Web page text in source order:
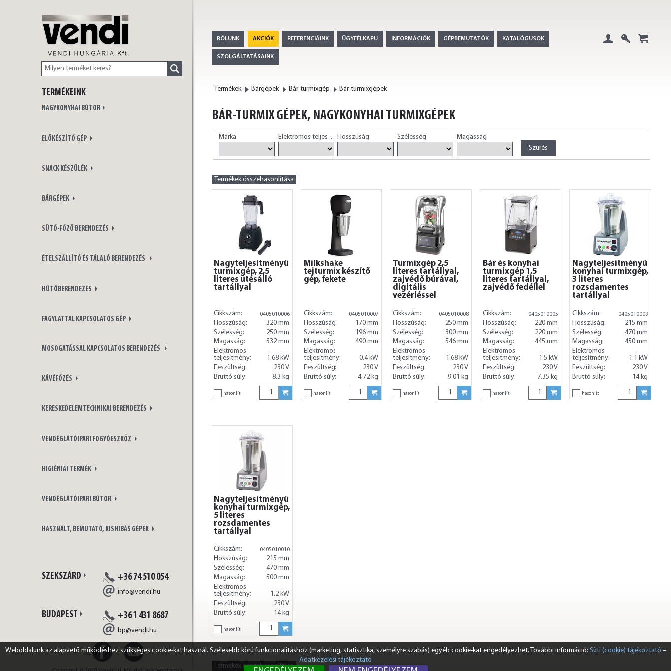
HUNGÁRIA Kft.
TERMÉKEINK
NAGYKONYHAI BÚTOR
ELŐKÉSZÍTŐ GÉP
SNACK KÉSZÜLÉK
BÁRGÉPEK
SÜTŐ-FŐZŐ BERENDEZÉS
ÉTELSZÁLLÍTÓ ÉS TÁLALÓ BERENDEZÉS
HŰTŐBERENDEZÉS
FAGYLATTAL KAPCSOLATOS GÉP
MOSOGATÁSSAL KAPCSOLATOS BERENDEZÉS
KÁVÉFŐZÉS
KERESKEDELEMTECHNIKAI BERENDEZÉS
VENDÉGLÁTÓIPARI FOGYÓESZKÖZ
HIGIÉNIAI TERMÉK
VENDÉGLÁTÓIPARI BÚTOR
HASZNÁLT, BEMUTATÓ, KISHIBÁS GÉPEK
SZEKSZÁRD +36 74 510 054
info@vendi.hu
BUDAPEST +36 1 431 8687
bp@vendi.hu
RÓLUNK AKCIÓK REFERENCIÁINK ÜGYFÉLKAPU INFORMÁCIÓK GÉPBEMUTATÓK KATALÓGUSOK
SZOLGÁLTATÁSAINK
Termékek Bárgépek Bár-turmixgép Bár-turmixgépek
BÁR-TURMIX GÉPEK, NAGYKONYHAI TURMIXGÉPEK
Márka Elektromos teljesítményHosszúság Szélesség Magasság
Termékek összehasonlítása
Nagyteljesítményű
turmixgép, 2,5
literes ütésálló
tartállyal
Cikkszám: 0405010006
Hosszúság:
320 mm
Szélesség:
250 mm
Magasság:
532 mm
Elektromos
teljesítmény:
1.68 kW
Feszültség:
230 V
Bruttó súly:
8.3 kg
hasonlít
Milkshake
tejturmix készítő
gép, fekete
Cikkszám: 0405010007
Hosszúság:
170 mm
Szélesség:
196 mm
Magasság:
490 mm
Elektromos
teljesítmény:
0.4 kW
Feszültség:
230 V
Bruttó súly:
4.72 kg
hasonlít
Turmixgép 2,5
literes tartállyal,
zajvédő búrával,
digitális
vezérléssel
Cikkszám: 0405010008
Hosszúság:
250 mm
Szélesség:
300 mm
Magasság:
546 mm
Elektromos
teljesítmény:
1.68 kW
Feszültség:
230 V
Bruttó súly:
9.01 kg
hasonlít
Bár és konyhai
turmixgép 1,5
literes tartállyal,
zajvédő fedéllel
Cikkszám: 0405010005
Hosszúság:
220 mm
Szélesség:
220 mm
Magasság:
445 mm
Elektromos
teljesítmény:
1.5 kW
Feszültség:
230 V
Bruttó súly:
7.35 kg
hasonlít
Nagyteljesítményű
konyhai turmixgép,
3 literes
rozsdamentes
tartállyal
Cikkszám: 0405010009
Hosszúság:
215 mm
Szélesség:
470 mm
Magasság:
450 mm
Elektromos
teljesítmény:
1.1 kW
Feszültség:
230 V
Bruttó súly:
14 kg
hasonlít
Nagyteljesítményű
konyhai turmixgép,
5 literes
rozsdamentes
tartállyal
Cikkszám: 0405010010
Hosszúság:
215 mm
Szélesség:
470 mm
Magasság:
500 mm
Elektromos
teljesítmény:
1.2 kW
Feszültség:
230 V
Bruttó súly:
14 kg
hasonlít
Termékek összehasonlítása
Weboldalunk az alapvető működéshez szükséges cookie-kat használ. Szélesebb körű funkcionalitáshoz (marketing, statisztika, személyre szabás) egyéb cookie-kat engedélyezhet. További információ: Süti (cookie) tájékoztató –
Adatkezelési tájékoztató